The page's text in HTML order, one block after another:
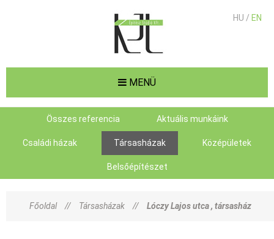
MENÜ
HU / EN
Összes referencia Aktuális munkáink
Családi házak Társasházak Középületek
Belsőépítészet
Főoldal // Társasházak // Lóczy Lajos utca , társasház